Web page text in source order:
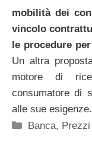
mobilità dei
vincolo
le procedure
Un altra
motore di
consumatore di
alle sue esigenze.
Categorie
Banca, Prezzi